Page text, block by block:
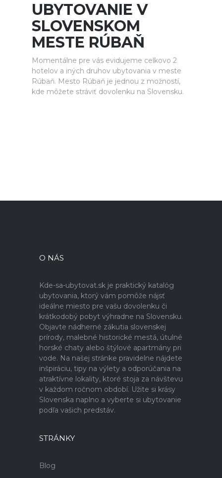
UBYTOVANIE V
SLOVENSKOM
MESTE RÚBAŇ
Momentálne pre vás evidujeme celkovo 2
hotelov a iných druhov ubytovania v meste
Rúbaň. Mesto Rúbaň je jednou z možností,
kde môžete stráviť dovolenku na Slovensku.
O NÁS
Kde-sa-ubytovat.sk je praktický katalóg
ubytovania, ktorý vám pomôže nájsť
ideálne miesto pre vašu dovolenku či
krátkodobý pobyt výhradne na Slovensku.
Objavte nádherné zákutia slovenskej
prírody, malebné historické mestá, útulné
horské chaty alebo štýlové apartmány pri
vode. Na našej stránke pravidelne nájdete
inšpiráciu, tipy na výlety a odporúčania na
atraktívne lokality, ktoré stoja za návštevu
v každom ročnom období. Užite si krásy
Slovenska naplno a vyberte si ubytovanie
podľa vašich predstáv.
STRÁNKY
Blog